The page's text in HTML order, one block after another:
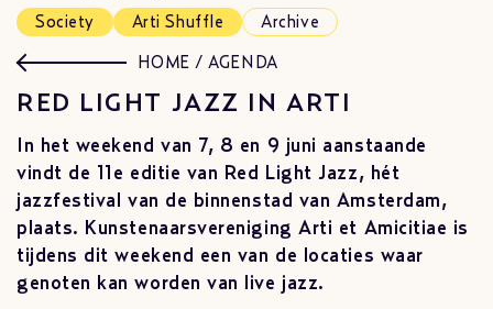
Society Arti Shuffle Archive
HOME / AGENDA
RED LIGHT JAZZ IN ARTI
In het weekend van 7, 8 en 9 juni aanstaande
vindt de 11e editie van Red Light Jazz, hét
jazzfestival van de binnenstad van Amsterdam,
plaats. Kunstenaarsvereniging Arti et Amicitiae is
tijdens dit weekend een van de locaties waar
genoten kan worden van live jazz.